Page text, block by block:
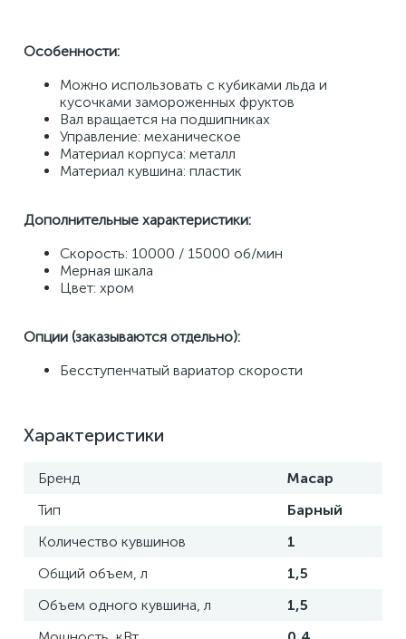
Особенности:
Можно использовать с кубиками льда и
кусочками замороженных фруктов
Вал вращается на подшипниках
Управление: механическое
Материал корпуса: металл
Материал кувшина: пластик
Дополнительные характеристики:
Скорость: 10000 / 15000 об/мин
Мерная шкала
Цвет: хром
Опции (заказываются отдельно):
Бесступенчатый вариатор скорости
Характеристики
Бренд
Macap
Тип
Барный
Количество кувшинов
1
Общий объем, л
1,5
Объем одного кувшина, л
1,5